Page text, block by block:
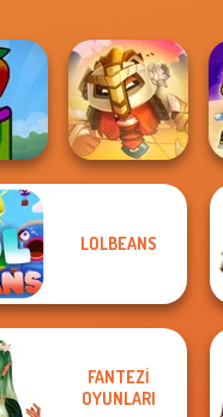
For Honor
LOLBEANS
FANTEZI
OYUNLARI